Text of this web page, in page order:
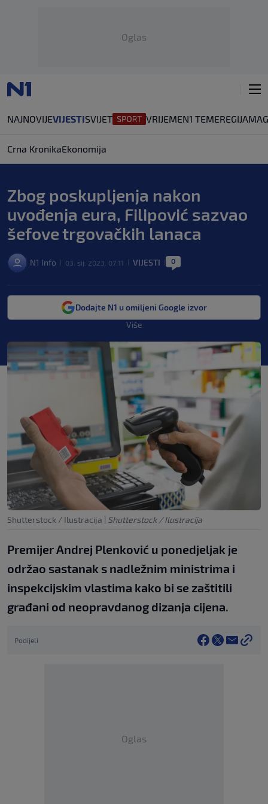
Oglas
NAJNOVIJEVIJESTISVIJET VRIJEMEN1 TEMEREGIJA
Crna KronikaEkonomija
Zbog poskupljenja nakon
uvođenja eura, Filipović sazvao
šefove trgovačkih lanaca
N1 Info 03. sij. 2023. 07:11 VIJESTI 0
Dodajte N1 u omiljeni Google izvor
Više
Shutterstock / Ilustracija | Shutterstock / Ilustracija
Premijer Andrej Plenković u ponedjeljak je
održao sastanak s nadležnim ministrima i
inspekcijskim vlastima kako bi se zaštitili
građani od neopravdanog dizanja cijena.
Podijeli
Oglas